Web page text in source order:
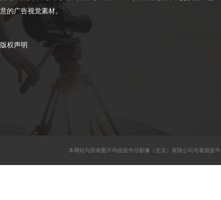
意的广告视觉素材。
版权声明
本网站与所有图片均由蓝牛仔影像（北京）有限公司与美国蓝